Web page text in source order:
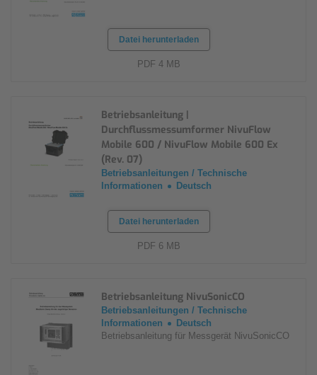
Datei herunterladen
PDF 4 MB
Betriebsanleitung |
Durchflussmessumformer NivuFlow
Mobile 600 / NivuFlow Mobile 600 Ex
(Rev. 07)
Betriebsanleitungen / Technische
Informationen
Deutsch
Datei herunterladen
PDF 6 MB
Betriebsanleitung NivuSonicCO
Betriebsanleitungen / Technische
Informationen
Deutsch
Betriebsanleitung für Messgerät NivuSonicCO